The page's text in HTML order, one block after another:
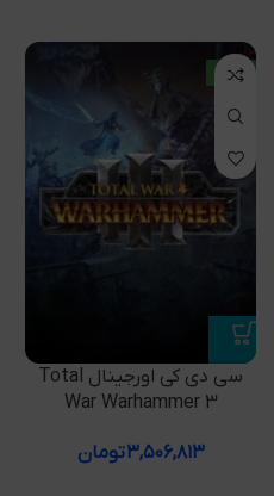
جدید
سی دی کی اورجینال Total
War Warhammer 3
۳,۵۰۶,۸۱۳تومان